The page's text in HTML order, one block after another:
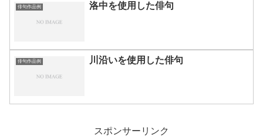
俳句作品例 洛中を使用した俳句
俳句作品例 川沿いを使用した俳句
スポンサーリンク